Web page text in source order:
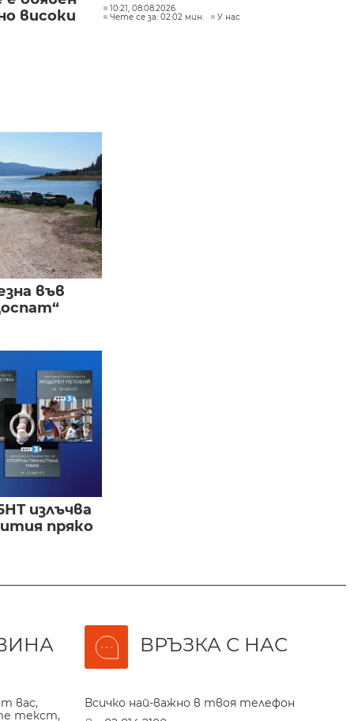
високи
във
излъчва
пряко
10:21, 08.08.2026
Чете се за: 02:02 мин.
У нас
вас,
текст,
ВРЪЗКА С НАС
Всичко най-важно в твоя телефон